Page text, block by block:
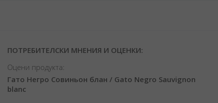
ПОТРЕБИТЕЛСКИ МНЕНИЯ И ОЦЕНКИ:
Оцени продукта:
Гато Негро Совиньон блан / Gato Negro Sauvignon
blanc